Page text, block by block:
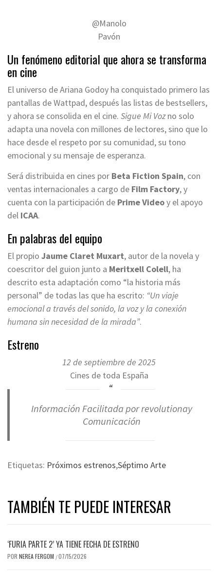
@Manolo
Pavón
Un fenómeno editorial que ahora se transforma
en cine
El universo de Ariana Godoy ha conquistado primero las
pantallas de Wattpad, después las listas de bestsellers,
y ahora se consolida en el cine. Sigue Mi Vozno solo
adapta una novela con millones de lectores, sino que lo
hace desde el respeto por su comunidad, su tono
emocional y su mensaje de esperanza.
Será distribuida en cines por Beta Fiction Spain, con
ventas internacionales a cargo de Film Factory, y
cuenta con la participación de Prime Videoy el apoyo
del ICAA.
En palabras del equipo
El propio Jaume Claret Muxart, autor de la novela y
coescritor del guion junto a Meritxell Colell, ha
descrito esta adaptación como “la historia más
personal” de todas las que ha escrito: “Un viaje
emocional a través del sonido, la voz y la conexión
humana sin necesidad de la mirada”.
Estreno
12 de septiembre de 2025
Cines de toda España
Información Facilitada por revolutionay
Comunicación
Etiquetas: Próximos estrenos,Séptimo Arte
TAMBIÉN TE PUEDE INTERESAR
‘FURIA PARTE 2’ YA TIENE FECHA DE ESTRENO
POR NEREA FERGOM /07/15/2026